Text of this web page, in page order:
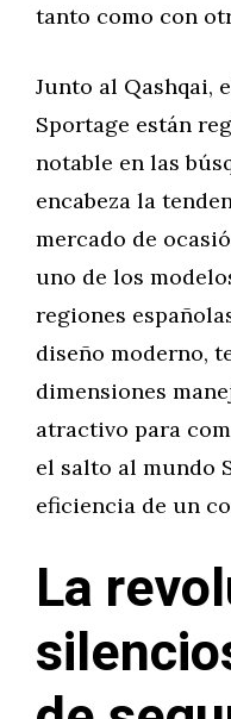
tanto como con
Junto al Qashqai,
Sportage están
notable en las
encabeza la
mercado de
uno de los
regiones
diseño moderno,
dimensiones
atractivo para
el salto al mundo
eficiencia de un
La